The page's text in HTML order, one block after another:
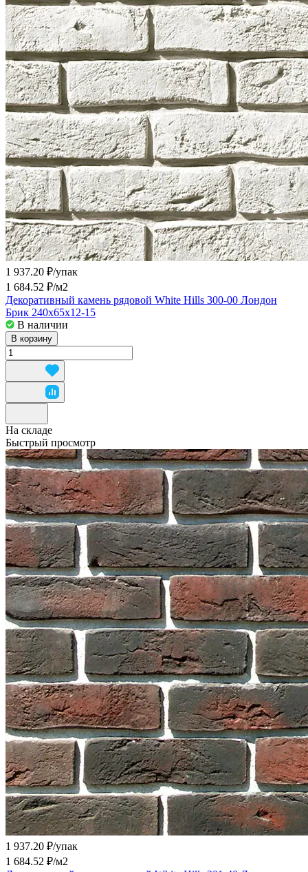
1 937.20 ₽/упак
1 684.52 ₽/м2
Декоративный камень рядовой White Hills 300-00 Лондон
Брик 240x65x12-15
В наличии
В корзину
На складе
Быстрый просмотр
1 937.20 ₽/упак
1 684.52 ₽/м2